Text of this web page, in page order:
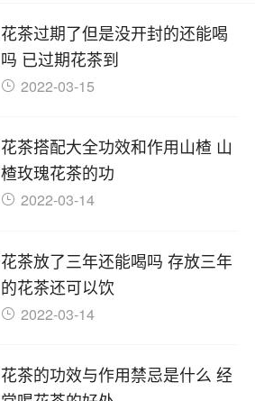
花茶过期了但是没开封的还能喝
吗 已过期花茶到
2022-03-15
花茶搭配大全功效和作用山楂 山
楂玫瑰花茶的功
2022-03-14
花茶放了三年还能喝吗 存放三年
的花茶还可以饮
2022-03-14
花茶的功效与作用禁忌是什么 经